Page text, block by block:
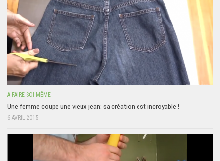
A FAIRE SOI MÊME
Une femme coupe une vieux jean: sa création est incroyable !
6 AVRIL 2015